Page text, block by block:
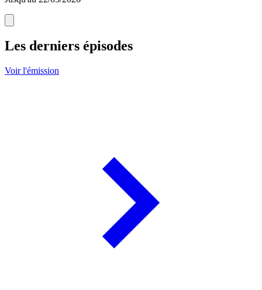
Les derniers épisodes
Voir l'émission